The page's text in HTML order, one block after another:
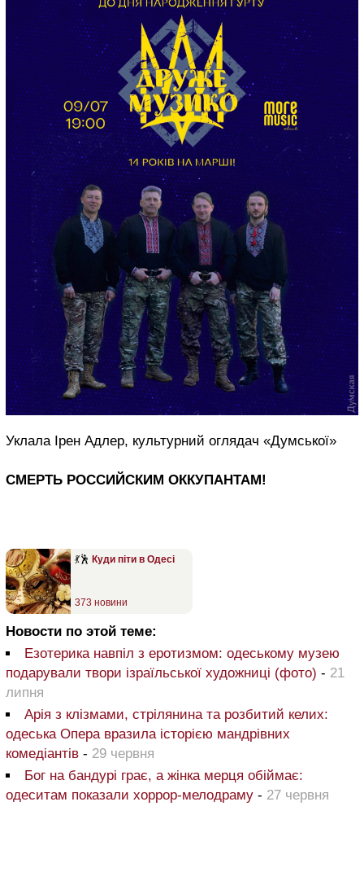
Уклала Ірен Адлер, культурний оглядач «Думської»
СМЕРТЬ РОССИЙСКИМ ОККУПАНТАМ!
💃🕺 Куди піти в Одесі
373 новини
Новости по этой теме:
Езотерика навпіл з еротизмом: одеському музею
подарували твори ізраїльської художниці (фото) - 21
липня
Арія з клізмами, стрілянина та розбитий келих:
одеська Опера вразила історією мандрівних
комедіантів - 29 червня
Бог на бандурі грає, а жінка мерця обіймає:
одеситам показали хоррор-мелодраму - 27 червня